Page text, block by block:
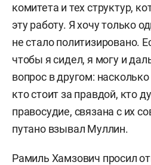
комитета и тех структур,
эту работу. Я хочу только
не стало политизировано.
чтобы я сидел, я могу и
вопрос в другом:
кто стоит за правдой, кто
правосудие, связана с их
путано взывал Муллин.
Рамиль Хамзович просил